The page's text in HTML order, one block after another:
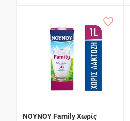
ΝΟΥΝΟΥ Family Χωρίς